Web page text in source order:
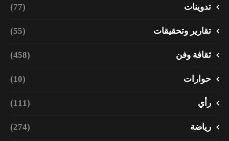
تدوينات (77)
تقارير وتحقيقات (55)
ثقافة وفن (458)
حوارات (10)
رأي (111)
رياضة (274)